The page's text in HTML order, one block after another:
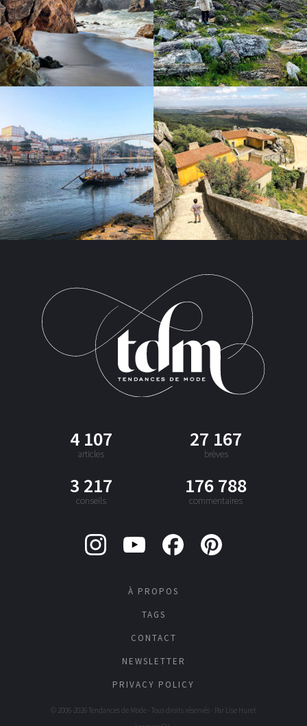
4 107
articles
27 167
brèves
3 217
conseils
176 788
commentaires
À PROPOS
TAGS
CONTACT
NEWSLETTER
PRIVACY POLICY
© 2006-2026 Tendances de Mode - Tous droits réservés - Par Lise Huret